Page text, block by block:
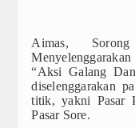
Badan Eksekutif
Publikasi
Aimas,
“Aksi Galang
diselenggarakan
titik, yakni Pasar
Pasar Sore.